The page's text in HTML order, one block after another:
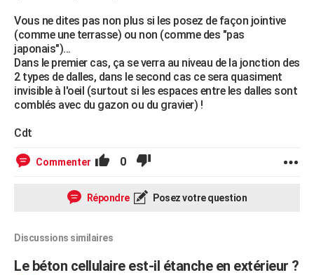
Vous ne dites pas non plus si les posez de façon jointive
(comme une terrasse) ou non (comme des "pas
japonais")...
Dans le premier cas, ça se verra au niveau de la jonction des
2 types de dalles, dans le second cas ce sera quasiment
invisible à l'oeil (surtout si les espaces entre les dalles sont
comblés avec du gazon ou du gravier) !
Cdt
Commenter 0
Répondre Posez votre question
Discussions similaires
Le béton cellulaire est-il étanche en extérieur ?